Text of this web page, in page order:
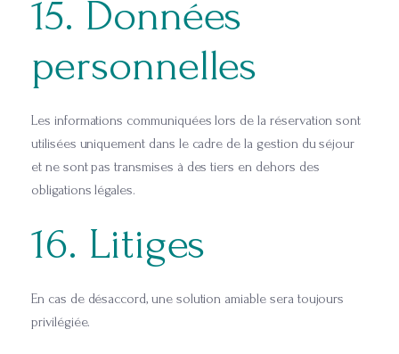
15. Données
personnelles
Les informations communiquées lors de la réservation sont
utilisées uniquement dans le cadre de la gestion du séjour
et ne sont pas transmises à des tiers en dehors des
obligations légales.
16. Litiges
En cas de désaccord, une solution amiable sera toujours
privilégiée.